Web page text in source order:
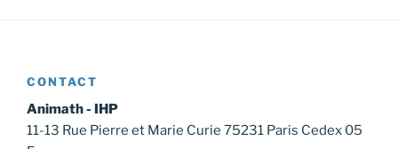
CONTACT
Animath - IHP
11-13 Rue Pierre et Marie Curie 75231 Paris Cedex 05